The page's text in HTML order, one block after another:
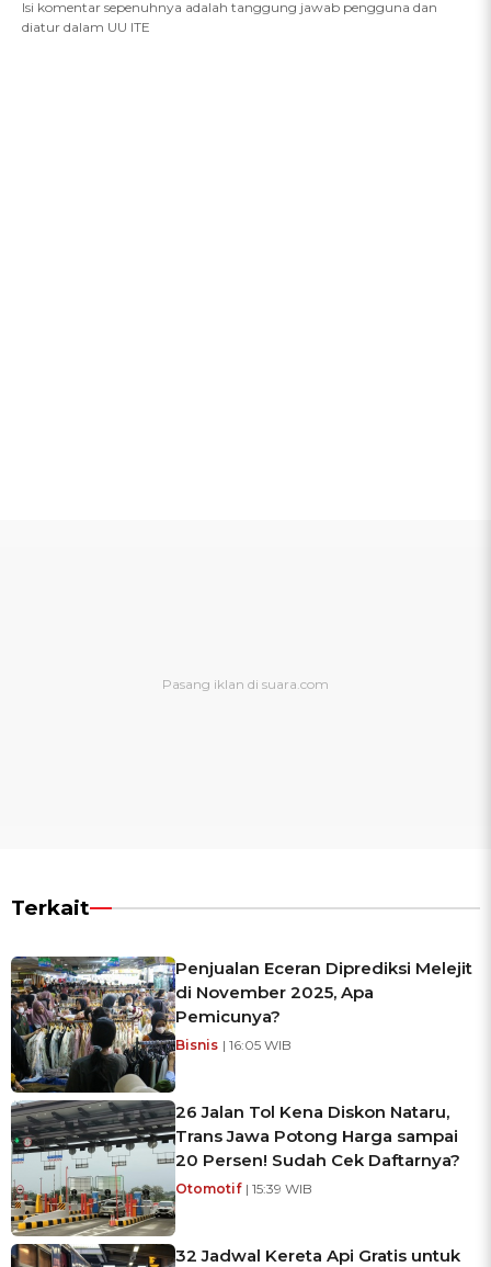
Isi komentar sepenuhnya adalah tanggung jawab pengguna dan
diatur dalam UU ITE
Terkait
Penjualan Eceran Diprediksi Melejit
di November 2025, Apa
Pemicunya?
Bisnis | 16:05 WIB
26 Jalan Tol Kena Diskon Nataru,
Trans Jawa Potong Harga sampai
20 Persen! Sudah Cek Daftarnya?
Otomotif | 15:39 WIB
32 Jadwal Kereta Api Gratis untuk